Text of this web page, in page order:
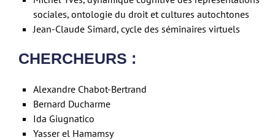
sociales, ontologie du droit et cultures autochtones
Jean-Claude Simard, cycle des séminaires virtuels
CHERCHEURS :
Alexandre Chabot-Bertrand
Bernard Ducharme
Ida Giugnatico
Yasser el Hamamsy